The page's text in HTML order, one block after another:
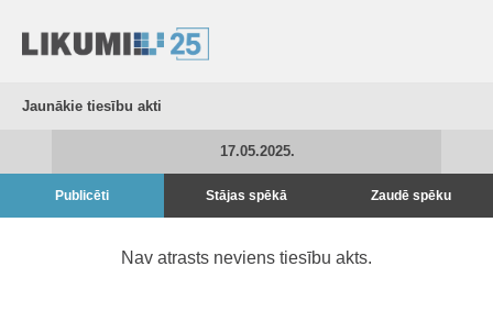
Jaunākie tiesību akti
17.05.2025.
Publicēti Stājas spēkā Zaudē spēku
Nav atrasts neviens tiesību akts.